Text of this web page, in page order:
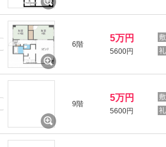
6階
5万円
5600円
9階
5万円
5600円